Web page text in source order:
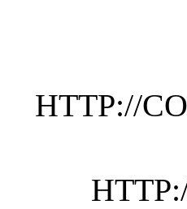
HTTP://